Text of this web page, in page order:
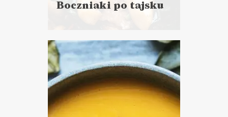
Boczniaki po tajsku
więcej
Czas przygotowania: 15 minut
DANIA GŁÓWNE
PRZYSTAWKI
WALENTYNKI ?